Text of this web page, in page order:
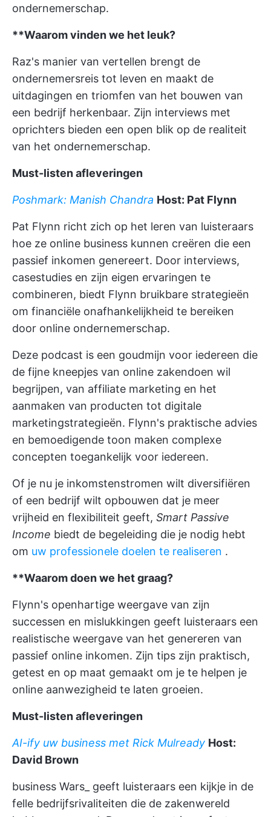
ondernemerschap.
**Waarom vinden we het leuk?
Raz's manier van vertellen brengt de
ondernemersreis tot leven en maakt de
uitdagingen en triomfen van het bouwen van
een bedrijf herkenbaar. Zijn interviews met
oprichters bieden een open blik op de realiteit
van het ondernemerschap.
Must-listen afleveringen
Poshmark: Manish Chandra Host: Pat Flynn
Pat Flynn richt zich op het leren van luisteraars
hoe ze online business kunnen creëren die een
passief inkomen genereert. Door interviews,
casestudies en zijn eigen ervaringen te
combineren, biedt Flynn bruikbare strategieën
om financiële onafhankelijkheid te bereiken
door online ondernemerschap.
Deze podcast is een goudmijn voor iedereen die
de fijne kneepjes van online zakendoen wil
begrijpen, van affiliate marketing en het
aanmaken van producten tot digitale
marketingstrategieën. Flynn's praktische advies
en bemoedigende toon maken complexe
concepten toegankelijk voor iedereen.
Of je nu je inkomstenstromen wilt diversifiëren
of een bedrijf wilt opbouwen dat je meer
vrijheid en flexibiliteit geeft, Smart Passive
Income biedt de begeleiding die je nodig hebt
om uw professionele doelen te realiseren .
**Waarom doen we het graag?
Flynn's openhartige weergave van zijn
successen en mislukkingen geeft luisteraars een
realistische weergave van het genereren van
passief online inkomen. Zijn tips zijn praktisch,
getest en op maat gemaakt om je te helpen je
online aanwezigheid te laten groeien.
Must-listen afleveringen
AI-ify uw business met Rick Mulready Host:
David Brown
business Wars_ geeft luisteraars een kijkje in de
felle bedrijfsrivaliteiten die de zakenwereld